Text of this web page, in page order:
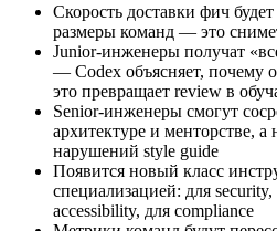
Скорость доставки фич
размеры команд — это
Junior-инженеры получат
— Codex объясняет, почему
это превращает review в
Senior-инженеры смогут
архитектуре и менторстве, а
нарушений style guide
Появится новый класс
специализацией: для
accessibility, для compliance